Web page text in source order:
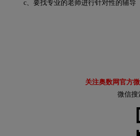
c、要找专业的老师进行针对性的辅导
关注奥数网官方
微信搜